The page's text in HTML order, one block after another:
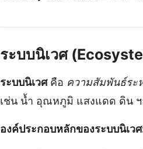
ระบบนิเวศ
ระบบนิเวศคือ ความสัมพันธ์ระ
เช่น น้ำ อุณหภูมิ แสงแดด ดิน ฯ
องค์ประกอบหลักของระบบนิเว